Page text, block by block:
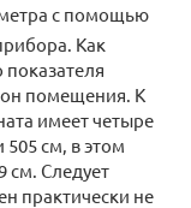
с помощью
Как
показателя
помещения. К
имеет четыре
505 см, в этом
см. Следует
практически не